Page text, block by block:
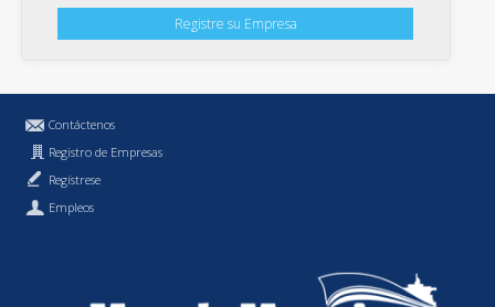
Registre su Empresa
Contáctenos
Registro de Empresas
Regístrese
Empleos